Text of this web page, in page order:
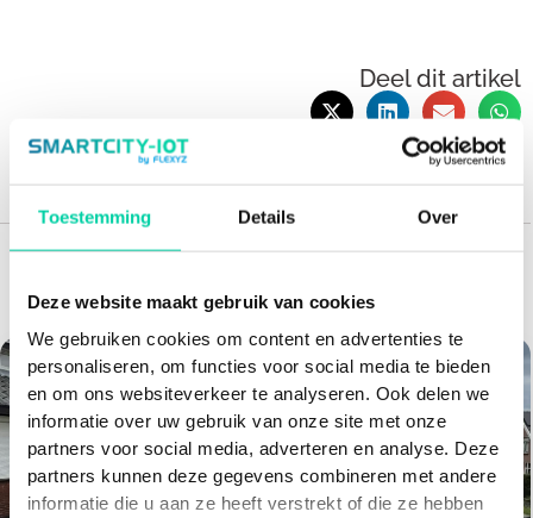
Toestemming Details Over
Deze website maakt gebruik van cookies
We gebruiken cookies om content en advertenties te
personaliseren, om functies voor social media te bieden
en om ons websiteverkeer te analyseren. Ook delen we
informatie over uw gebruik van onze site met onze
partners voor social media, adverteren en analyse. Deze
partners kunnen deze gegevens combineren met andere
informatie die u aan ze heeft verstrekt of die ze hebben
b
o
o
k
e
d
i
n
o
p
e
Deel dit artikel
Aanbevolen artikelen voor jou